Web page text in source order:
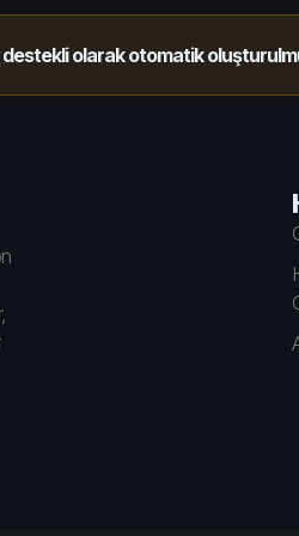
olarak otomatik